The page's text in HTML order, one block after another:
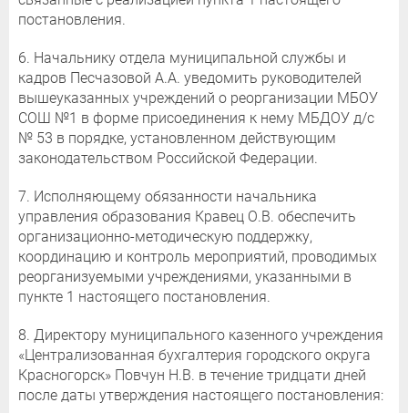
постановления.
6. Начальнику отдела муниципальной службы и
кадров Песчазовой А.А. уведомить руководителей
вышеуказанных учреждений о реорганизации МБОУ
СОШ №1 в форме присоединения к нему МБДОУ д/с
№ 53 в порядке, установленном действующим
законодательством Российской Федерации.
7. Исполняющему обязанности начальника
управления образования Кравец О.В. обеспечить
организационно-методическую поддержку,
координацию и контроль мероприятий, проводимых
реорганизуемыми учреждениями, указанными в
пункте 1 настоящего постановления.
8. Директору муниципального казенного учреждения
«Централизованная бухгалтерия городского округа
Красногорск» Повчун Н.В. в течение тридцати дней
после даты утверждения настоящего постановления: